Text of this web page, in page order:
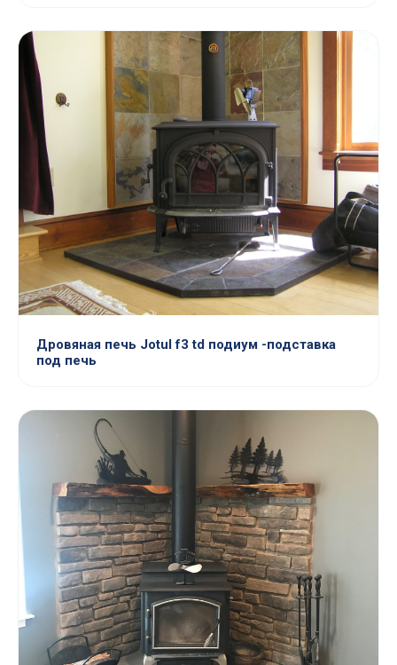
Дровяная печь Jotul f3 td подиум -подставка
под печь